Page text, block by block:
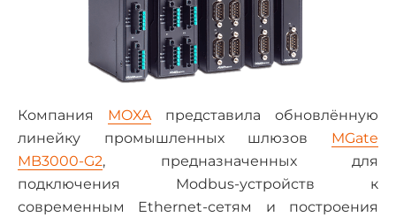
Компания MOXAпредставила обновлённую
линейку промышленных шлюзов MGate
MB3000-G2, предназначенных для
подключения Modbus-устройств к
современным Ethernet-сетям и построения